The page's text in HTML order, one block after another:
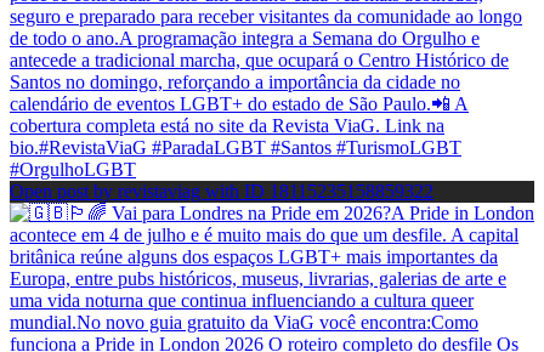
Open post by revistaviag with ID 18115235158859322